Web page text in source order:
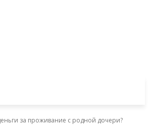
за проживание с родной дочери?